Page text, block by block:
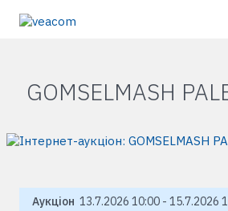
GOMSELMASH
Аукціон 13.7.2026 10:00 - 15.7.2026